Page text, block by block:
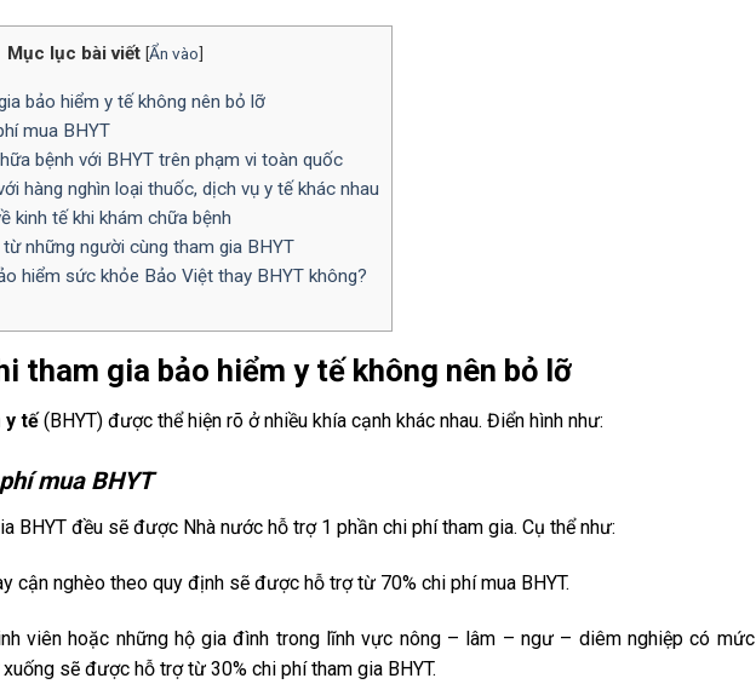
Mục lục bài viết [Ẩn vào]
bảo hiểm y tế không nên bỏ lỡ
mua BHYT
bệnh với BHYT trên phạm vi toàn quốc
hàng nghìn loại thuốc, dịch vụ y tế khác nhau
kinh tế khi khám chữa bệnh
những người cùng tham gia BHYT
hiểm sức khỏe Bảo Việt thay BHYT không?
tham gia bảo hiểm y tế không nên bỏ lỡ
y tế (BHYT) được thể hiện rõ ở nhiều khía cạnh khác nhau. Điển hình như:
mua BHYT
BHYT đều sẽ được Nhà nước hỗ trợ 1 phần chi phí tham gia. Cụ thể như:
cận nghèo theo quy định sẽ được hỗ trợ từ 70% chi phí mua BHYT.
viên hoặc những hộ gia đình trong lĩnh vực nông – lâm – ngư – diêm nghiệp có mức
sẽ được hỗ trợ từ 30% chi phí tham gia BHYT.